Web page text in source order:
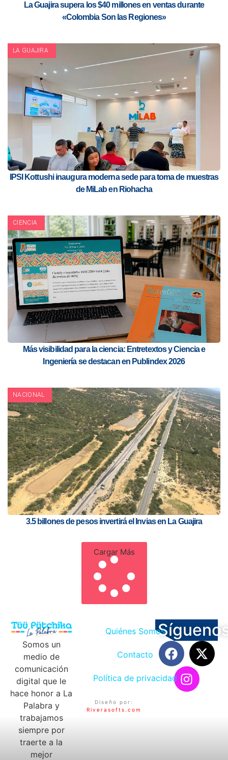
La Guajira supera los $40 millones en ventas durante
«Colombia Son las Regiones»
LA GUAJIRA
IPSI Kottushi inaugura moderna sede para toma de muestras
de MiLab en Riohacha
CIENCIA
Más visibilidad para la ciencia: Entretextos y Ciencia e
Ingeniería se destacan en Publindex 2026
NACIONAL
3.5 billones de pesos invertirá el Invias en La Guajira
Cargar Más
Somos un
medio de
comunicación
digital que le
hace honor a La
Palabra y
trabajamos
siempre por
traerte a la
mejor
Quiénes Somos
Contacto
Política de privacidad
Diseño por:
Riverasofts.com